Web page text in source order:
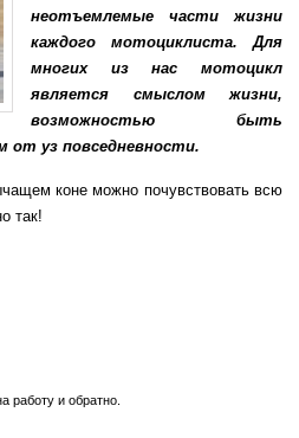
неотъемлемые части жизни
каждого мотоциклиста. Для
многих из нас мотоцикл
является смыслом жизни,
возможностью быть
уз повседневности.
коне можно почувствовать всю
так!
работу и обратно.